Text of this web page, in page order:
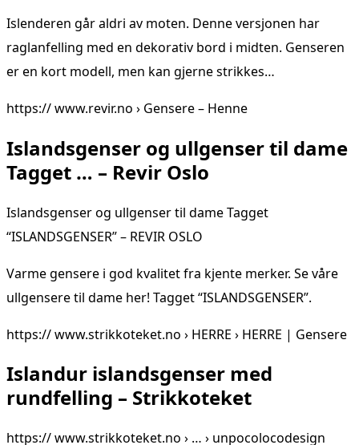
Islenderen går aldri av moten. Denne versjonen har
raglanfelling med en dekorativ bord i midten. Genseren
er en kort modell, men kan gjerne strikkes…
https:// www.revir.no › Gensere – Henne
Islandsgenser og ullgenser til dame
Tagget … – Revir Oslo
Islandsgenser og ullgenser til dame Tagget
“ISLANDSGENSER” – REVIR OSLO
Varme gensere i god kvalitet fra kjente merker. Se våre
ullgensere til dame her! Tagget “ISLANDSGENSER”.
https:// www.strikkoteket.no › HERRE › HERRE | Gensere
Islandur islandsgenser med
rundfelling – Strikkoteket
https:// www.strikkoteket.no › … › unpocolocodesign